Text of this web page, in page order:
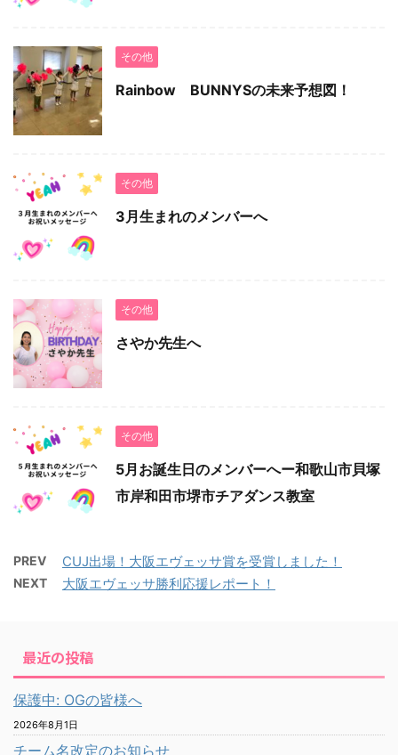
その他
Rainbow BUNNYSの未来予想図！
その他
3月生まれのメンバーへ
その他
さやか先生へ
その他
5月お誕生日のメンバーへー和歌山市貝塚
市岸和田市堺市チアダンス教室
PREV CUJ出場！大阪エヴェッサ賞を受賞しました！
NEXT 大阪エヴェッサ勝利応援レポート！
最近の投稿
保護中: OGの皆様へ
2026年8月1日
チーム名改定のお知らせ